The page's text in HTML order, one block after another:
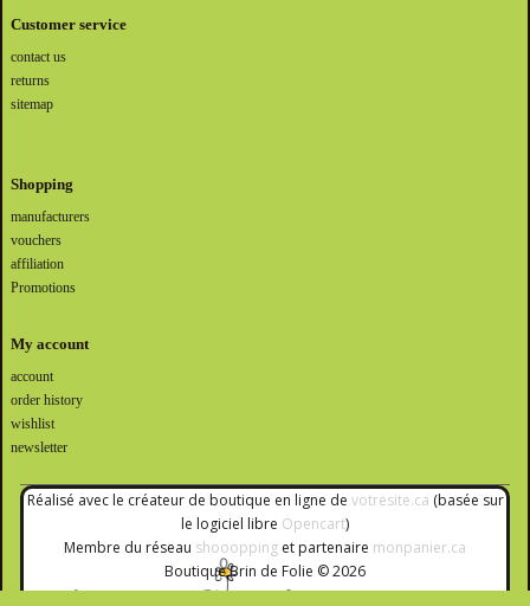
Customer service
contact us
returns
sitemap
Shopping
manufacturers
vouchers
affiliation
Promotions
My account
account
order history
wishlist
newsletter
Réalisé avec le créateur de boutique en ligne de votresite.ca (basée sur
le logiciel libre Opencart)
Membre du réseau shooopping et partenaire monpanier.ca
Boutique Brin de Folie © 2026